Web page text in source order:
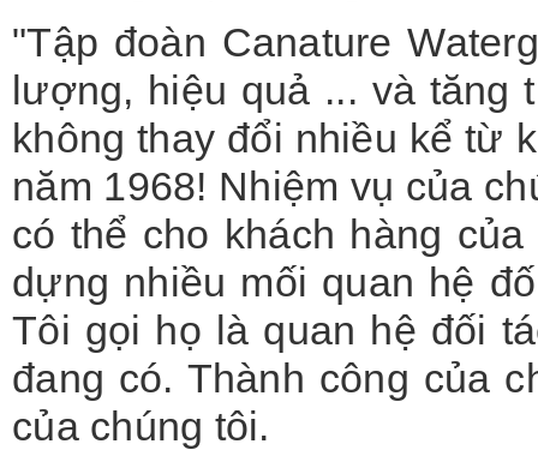
"Tập đoàn Canature
lượng, hiệu quả ... và tăng
không thay đổi nhiều kể từ
năm 1968! Nhiệm vụ của
có thể cho khách hàng
dựng nhiều mối quan hệ
Tôi gọi họ là quan hệ đối
đang có. Thành công của
của chúng tôi.